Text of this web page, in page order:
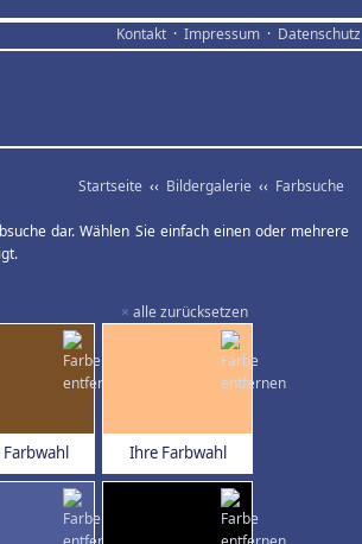
Kontakt · Impressum · Datenschutz
Startseite ‹‹ Bildergalerie ‹‹ Farbsuche
dar. Wählen Sie einfach einen oder mehrere
× alle zurücksetzen
Ihre Farbwahl